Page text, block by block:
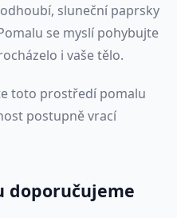
sluneční paprsky
se myslí pohybujte
i vaše tělo.
toto prostředí pomalu
postupně vrací
doporučujeme